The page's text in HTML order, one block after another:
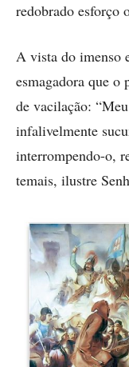
redobrado esforço
A vista do imenso
esmagadora que
de vacilação:
infalivelmente
interrompendo-o,
temais, ilustre